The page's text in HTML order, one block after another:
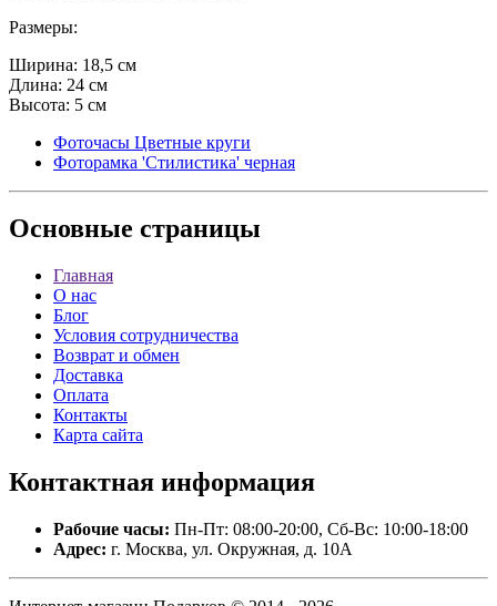
Размеры:
Ширина: 18,5 см
Длина: 24 см
Высота: 5 см
Фоточасы Цветные круги
Фоторамка 'Стилистика' черная
Основные страницы
Главная
О нас
Блог
Условия сотрудничества
Возврат и обмен
Доставка
Оплата
Контакты
Карта сайта
Контактная информация
Рабочие часы: Пн-Пт: 08:00-20:00, Сб-Вс: 10:00-18:00
Адрес: г. Москва, ул. Окружная, д. 10А